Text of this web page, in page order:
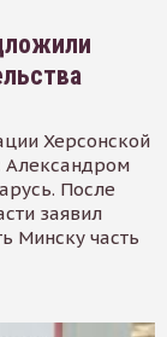
Херсонской
Александром
После
заявил
Минску часть